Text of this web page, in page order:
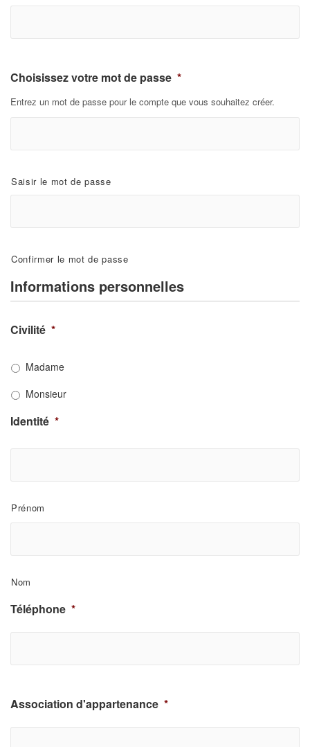
Choisissez votre mot de passe *
Entrez un mot de passe pour le compte que vous souhaitez créer.
Saisir le mot de passe
Confirmer le mot de passe
Informations personnelles
Civilité *
Madame
Monsieur
Identité *
Prénom
Nom
Téléphone *
Association d'appartenance *